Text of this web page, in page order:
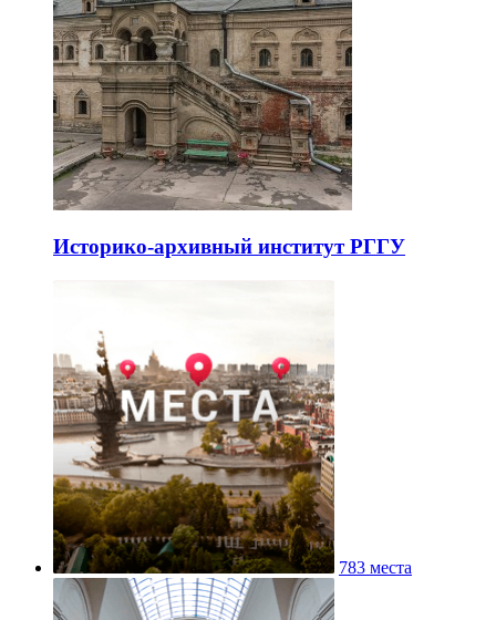
Историко-архивный институт РГГУ
783 места